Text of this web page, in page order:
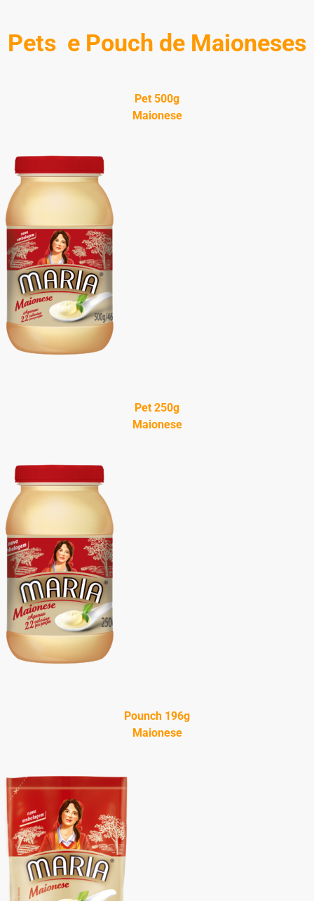
Pets e Pouch de Maioneses
Pet 500g
Maionese
Pet 250g
Maionese
Pounch 196g
Maionese